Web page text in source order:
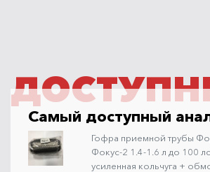
Самый доступный
Гофра приемной трубы
Фокус-2 1.4-1.6 л до 100
усиленная кольчуга +